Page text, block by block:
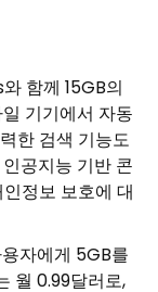
함께 15GB의
기기에서 자동
한 검색 기능도
공지능 기반 콘
정보 보호에 대
자에게 5GB를
월 0.99달러로,